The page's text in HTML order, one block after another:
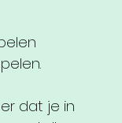
dat je in